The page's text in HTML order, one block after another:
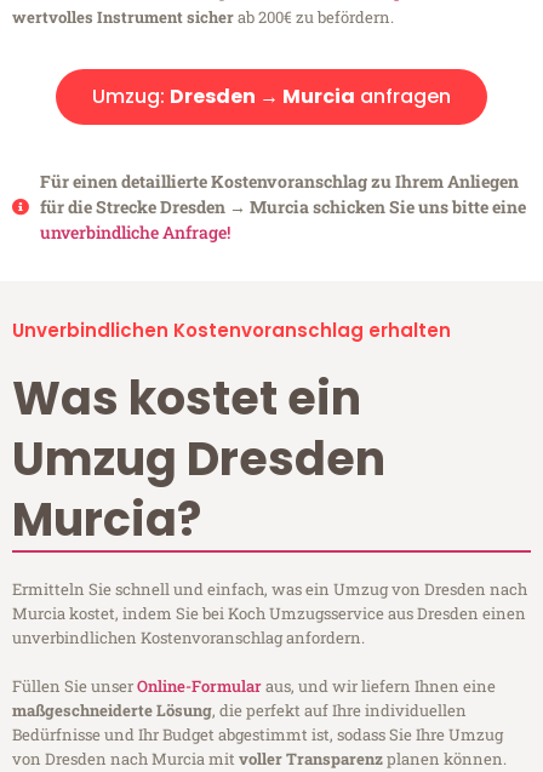
wertvolles Instrument sicherab 200€ zu befördern.
Umzug: Dresden → Murcia anfragen
Für einen detaillierte Kostenvoranschlag zu Ihrem Anliegen
für die Strecke Dresden → Murcia schicken Sie uns bitte eine
unverbindliche Anfrage!
Unverbindlichen Kostenvoranschlag erhalten
Was kostet ein
Umzug Dresden
Murcia?
Ermitteln Sie schnell und einfach, was ein Umzug von Dresden nach
Murcia kostet, indem Sie bei Koch Umzugsservice aus Dresden einen
unverbindlichen Kostenvoranschlag anfordern.
Füllen Sie unserOnline-Formularaus, und wir liefern Ihnen eine
maßgeschneiderte Lösung, die perfekt auf Ihre individuellen
Bedürfnisse und Ihr Budget abgestimmt ist, sodass Sie Ihre Umzug
von Dresden nach Murcia mitvoller Transparenzplanen können.